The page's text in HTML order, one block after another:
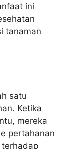
ini
tanaman
satu
Ketika
mereka
pertahanan
terhadap